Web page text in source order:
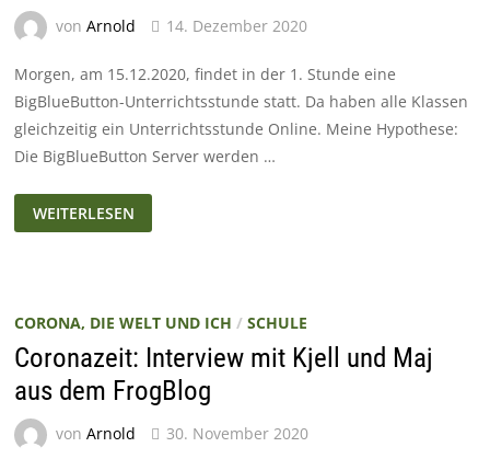
von Arnold 14. Dezember 2020
Morgen, am 15.12.2020, findet in der 1. Stunde eine
BigBlueButton-Unterrichtsstunde statt. Da haben alle Klassen
gleichzeitig ein Unterrichtsstunde Online. Meine Hypothese:
Die BigBlueButton Server werden …
BBB-
DIENSTAG
WEITERLESEN
CORONA, DIE WELT UND ICH / SCHULE
Coronazeit: Interview mit Kjell und Maj
aus dem FrogBlog
von Arnold 30. November 2020